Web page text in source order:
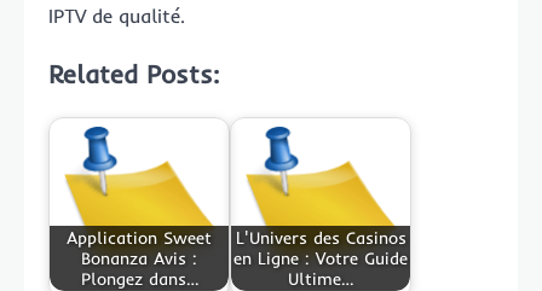
IPTV de qualité.
Related Posts:
Application Sweet
Bonanza Avis :
Plongez dans…
L'Univers des Casinos
en Ligne : Votre Guide
Ultime…